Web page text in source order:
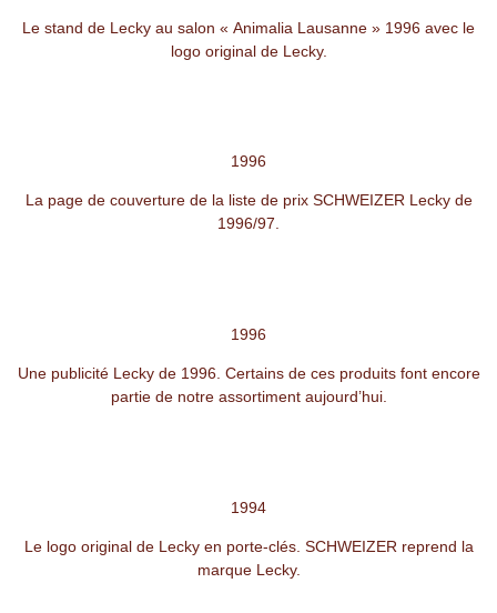
Le stand de Lecky au salon « Animalia Lausanne » 1996 avec le
logo original de Lecky.
1996
La page de couverture de la liste de prix SCHWEIZER Lecky de
1996/97.
1996
Une publicité Lecky de 1996. Certains de ces produits font encore
partie de notre assortiment aujourd’hui.
1994
Le logo original de Lecky en porte-clés. SCHWEIZER reprend la
marque Lecky.